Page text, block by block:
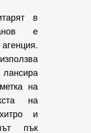
в
е
на
на
и
пък